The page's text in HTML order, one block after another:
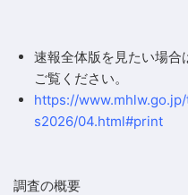
速報全体版を見たい場合
ご覧ください。
https://
s2026/04.html#print
調査の概要